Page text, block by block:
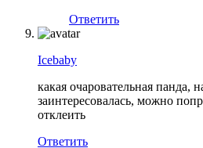
Ответить
Icebaby
какая очаровательная панда,
заинтересовалась, можно
отклеить
Ответить